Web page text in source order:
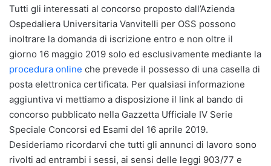
Tutti gli interessati al concorso proposto dall’Azienda
Ospedaliera Universitaria Vanvitelli per OSS possono
inoltrare la domanda di iscrizione entro e non oltre il
giorno 16 maggio 2019 solo ed esclusivamente mediante la
procedura online che prevede il possesso di una casella di
posta elettronica certificata. Per qualsiasi informazione
aggiuntiva vi mettiamo a disposizione il link al bando di
concorso pubblicato nella Gazzetta Ufficiale IV Serie
Speciale Concorsi ed Esami del 16 aprile 2019.
Desideriamo ricordarvi che tutti gli annunci di lavoro sono
rivolti ad entrambi i sessi, ai sensi delle leggi 903/77 e